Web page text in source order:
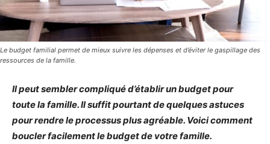
Le budget familial permet de mieux suivre les dépenses et d’éviter le gaspillage des
ressources de la famille.
Il peut sembler compliqué d’établir un budget pour
toute la famille. Il suffit pourtant de quelques astuces
pour rendre le processus plus agréable. Voici comment
boucler facilement le budget de votre famille.